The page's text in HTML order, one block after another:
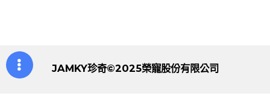
JAMKY珍奇©2025榮寵股份有限公司